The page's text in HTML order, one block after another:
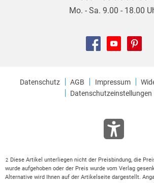
Mo. - Sa. 9.00 - 18.00
Datenschutz AGB Impressum
Datenschutzeinstellungen
2 Diese Artikel unterliegen nicht der Preisbindung, die
wurde aufgehoben oder der Preis wurde vom Verlag
Alternative wird Ihnen auf der Artikelseite dargestellt.